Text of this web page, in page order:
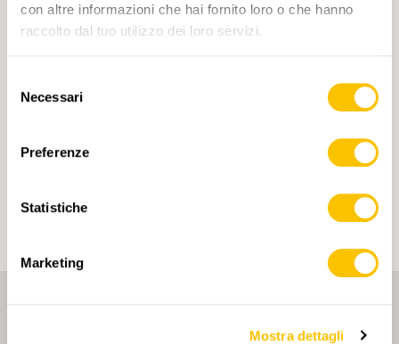
con altre informazioni che hai fornito loro o che hanno
raccolto dal tuo utilizzo dei loro servizi.
delNecessari
Preferenze
Statistiche
Marketing
Mostra dettagli
TAG
Svizzera nord-orientale
account e ottenere contenuti personalizzati in base